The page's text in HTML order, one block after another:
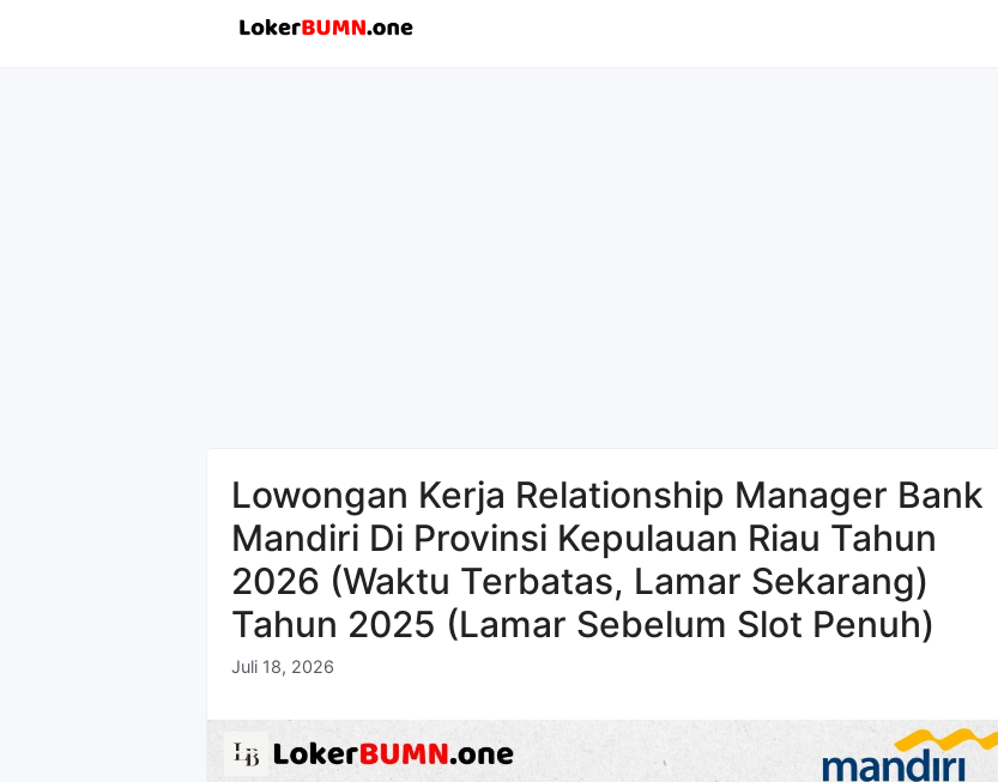
Lowongan Kerja Relationship Manager Bank
Mandiri Di Provinsi Kepulauan Riau Tahun
2026 (Waktu Terbatas, Lamar Sekarang)
Tahun 2025 (Lamar Sebelum Slot Penuh)
Juli 18, 2026